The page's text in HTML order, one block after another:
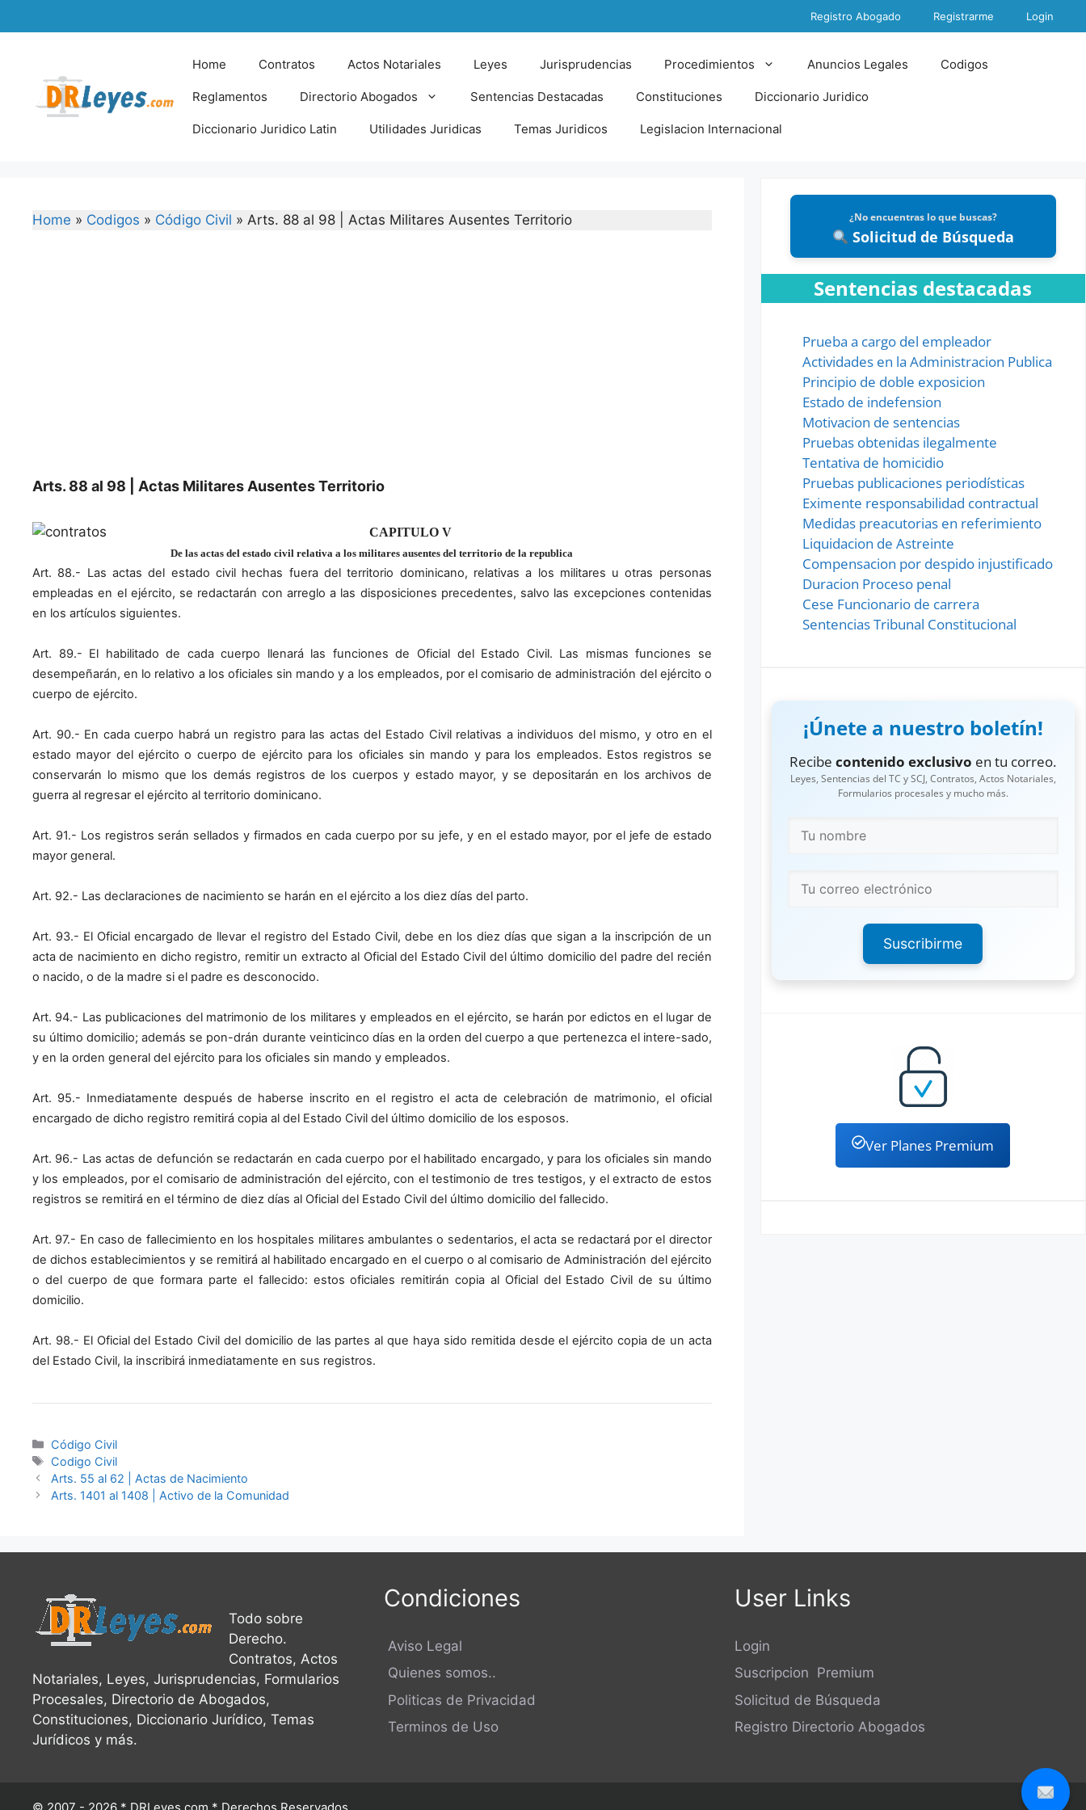
to
Registro Abogado Registrarme Login
Home Contratos Actos Notariales Leyes Jurisprudencias Procedimientos Anuncios Legales Codigos
Reglamentos Directorio Abogados Sentencias Destacadas Constituciones Diccionario Juridico
Diccionario Juridico Latin Utilidades Juridicas Temas Juridicos Legislacion Internacional
Home » Codigos » Código Civil » Arts. 88 al 98 | Actas Militares Ausentes Territorio
Arts. 88 al 98 | Actas Militares Ausentes Territorio
CAPITULO V
De las actas del estado civil relativa a los militares ausentes del territorio de la republica
Art. 88.- Las actas del estado civil hechas fuera del territorio dominicano, relativas a los militares u otras personas
empleadas en el ejército, se redactarán con arreglo a las disposiciones precedentes, salvo las excepciones contenidas
en los artículos siguientes.
Art. 89.- El habilitado de cada cuerpo llenará las funciones de Oficial del Estado Civil. Las mismas funciones se
desempeñarán, en lo relativo a los oficiales sin mando y a los empleados, por el comisario de administración del ejército o
cuerpo de ejército.
Art. 90.- En cada cuerpo habrá un registro para las actas del Estado Civil relativas a individuos del mismo, y otro en el
estado mayor del ejército o cuerpo de ejército para los oficiales sin mando y para los empleados. Estos registros se
conservarán lo mismo que los demás registros de los cuerpos y estado mayor, y se depositarán en los archivos de
guerra al regresar el ejército al territorio dominicano.
Art. 91.- Los registros serán sellados y firmados en cada cuerpo por su jefe, y en el estado mayor, por el jefe de estado
mayor general.
Art. 92.- Las declaraciones de nacimiento se harán en el ejército a los diez días del parto.
Art. 93.- El Oficial encargado de llevar el registro del Estado Civil, debe en los diez días que sigan a la inscripción de un
acta de nacimiento en dicho registro, remitir un extracto al Oficial del Estado Civil del último domicilio del padre del recién
o nacido, o de la madre si el padre es desconocido.
Art. 94.- Las publicaciones del matrimonio de los militares y empleados en el ejército, se harán por edictos en el lugar de
su último domicilio; además se pon-drán durante veinticinco días en la orden del cuerpo a que pertenezca el intere-sado,
y en la orden general del ejército para los oficiales sin mando y empleados.
Art. 95.- Inmediatamente después de haberse inscrito en el registro el acta de celebración de matrimonio, el oficial
encargado de dicho registro remitirá copia al del Estado Civil del último domicilio de los esposos.
Art. 96.- Las actas de defunción se redactarán en cada cuerpo por el habilitado encargado, y para los oficiales sin mando
y los empleados, por el comisario de administración del ejército, con el testimonio de tres testigos, y el extracto de estos
registros se remitirá en el término de diez días al Oficial del Estado Civil del último domicilio del fallecido.
Art. 97.- En caso de fallecimiento en los hospitales militares ambulantes o sedentarios, el acta se redactará por el director
de dichos establecimientos y se remitirá al habilitado encargado en el cuerpo o al comisario de Administración del ejército
o del cuerpo de que formara parte el fallecido: estos oficiales remitirán copia al Oficial del Estado Civil de su último
domicilio.
Art. 98.- El Oficial del Estado Civil del domicilio de las partes al que haya sido remitida desde el ejército copia de un acta
del Estado Civil, la inscribirá inmediatamente en sus registros.
Categories
Código Civil
Tags
Codigo Civil
Arts. 55 al 62 | Actas de Nacimiento
Arts. 1401 al 1408 | Activo de la Comunidad
¿No encuentras lo que buscas?
Solicitud de Búsqueda
Sentencias destacadas
Prueba a cargo del empleador
Actividades en la Administracion Publica
Principio de doble exposicion
Estado de indefension
Motivacion de sentencias
Pruebas obtenidas ilegalmente
Tentativa de homicidio
Pruebas publicaciones periodísticas
Eximente responsabilidad contractual
Medidas preacutorias en referimiento
Liquidacion de Astreinte
Compensacion por despido injustificado
Duracion Proceso penal
Cese Funcionario de carrera
Sentencias Tribunal Constitucional
¡Únete a nuestro boletín!
Recibecontenido exclusivo en tu correo.
Leyes, Sentencias del TC y SCJ, Contratos, Actos Notariales,
Formularios procesales y mucho más.
Suscribirme
Ver Planes Premium
Todo sobre
Derecho.
Contratos, Actos
Notariales, Leyes, Jurisprudencias, Formularios
Procesales, Directorio de Abogados,
Constituciones, Diccionario Jurídico, Temas
Jurídicos y más.
Condiciones
Aviso Legal
Quienes somos..
Politicas de Privacidad
Terminos de Uso
User Links
Login
Suscripcion Premium
Solicitud de Búsqueda
Registro Directorio Abogados